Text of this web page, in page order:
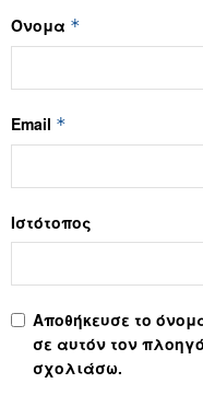
Όνομα *
Email *
Ιστότοπος
Αποθήκευσε το
σε αυτόν τον
σχολιάσω.